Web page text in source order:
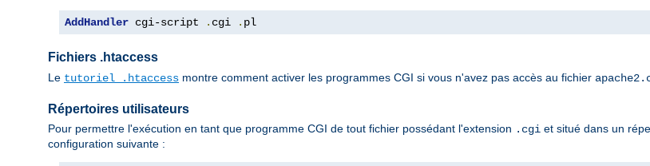
AddHandler cgi-script . cgi . pl
Fichiers .htaccess
Le tutoriel .htaccess montre comment activer les programmes CGI si vous n'avez pas accès au fichier
Répertoires utilisateurs
Pour permettre l'exécution en tant que programme CGI de tout fichier possédant l'extension .cgi et situé dans un
configuration suivante :